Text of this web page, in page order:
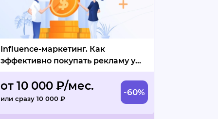
Influence-маркетинг. Как
эффективно покупать рекламу у
блогеров
от 10 000 ₽/мес.
или сразу 10 000 ₽
-60%